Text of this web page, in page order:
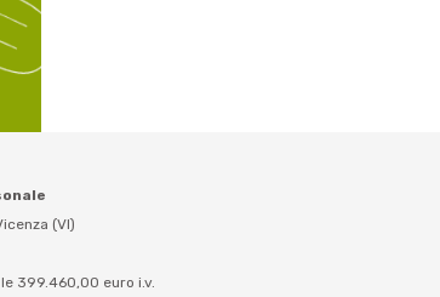
(VI)
399.460,00 euro i.v.